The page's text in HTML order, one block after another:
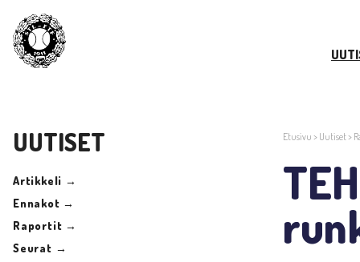
UUTISET
Artikkeli →
Ennakot →
Raportit →
Seurat →
Etusivu > Uutiset>